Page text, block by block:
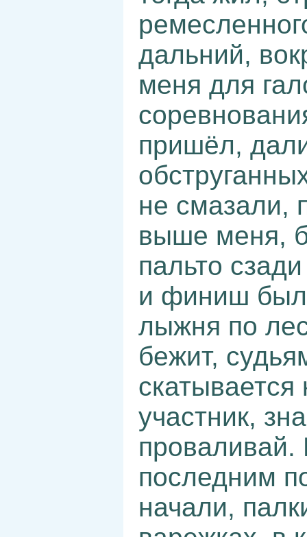
дальний,
меня для
пришёл,
не смазали,
выше меня,
пальто
и финиш был
лыжня по
бежит,
участник,
проваливай.
последним
начали,